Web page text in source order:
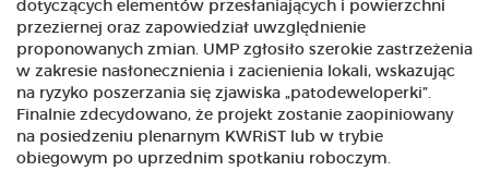
dotyczących elementów przesłaniających i powierzchni
przeziernej oraz zapowiedział uwzględnienie
proponowanych zmian. UMP zgłosiło szerokie zastrzeżenia
w zakresie nasłonecznienia i zacienienia lokali, wskazując
na ryzyko poszerzania się zjawiska „patodeweloperki”.
Finalnie zdecydowano, że projekt zostanie zaopiniowany
na posiedzeniu plenarnym KWRiST lub w trybie
obiegowym po uprzednim spotkaniu roboczym.